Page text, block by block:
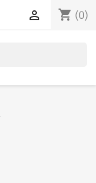
shopping_cart (0)
